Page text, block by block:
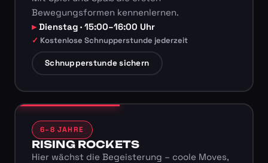
Bewegungsformen kennenlernen.
Dienstag · 15:00–16:00 Uhr
Kostenlose Schnupperstunde jederzeit
Schnupperstunde sichern
6–8 JAHRE
RISING ROCKETS
Hier wächst die Begeisterung – coole Moves,